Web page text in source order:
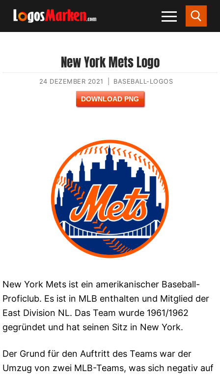
New York Mets Logo
24 DEZEMBER 2021 BASEBALL-LOGOS
DOWNLOAD PNG
New York Mets ist ein amerikanischer Baseball-
Proficlub. Es ist in MLB enthalten und Mitglied der
East Division NL. Das Team wurde 1961/1962
gegründet und hat seinen Sitz in New York.
Der Grund für den Auftritt des Teams war der
Umzug von zwei MLB-Teams, was sich negativ auf